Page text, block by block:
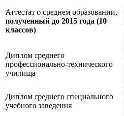
Аттестат о среднем образовании,
полученный до 2015 года (10
классов)
Диплом среднего
профессионально-технического
училища
Диплом среднего специального
учебного заведения